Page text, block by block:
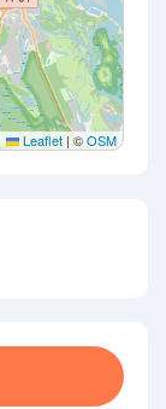
Leaflet | ©OSM